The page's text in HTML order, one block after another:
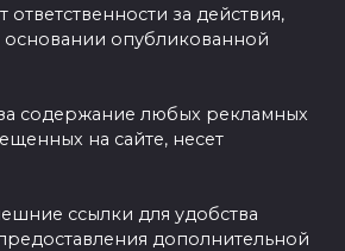
ответственности за действия,
опубликованной
содержание любых рекламных
на сайте, несет
ссылки для удобства
дополнительной